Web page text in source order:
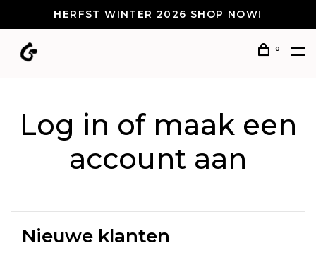
HERFST WINTER 2026 SHOP NOW!
0
Log in of maak een
account aan
Nieuwe klanten